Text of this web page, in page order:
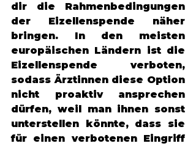
dir die Rahmenbedingungen
der Eizellenspende näher
bringen. In den meisten
europäischen Ländern ist die
Eizellenspende verboten,
sodass Ärztinnen diese Option
nicht proaktiv ansprechen
dürfen, weil man ihnen sonst
unterstellen könnte, dass sie
für einen verbotenen Eingriff